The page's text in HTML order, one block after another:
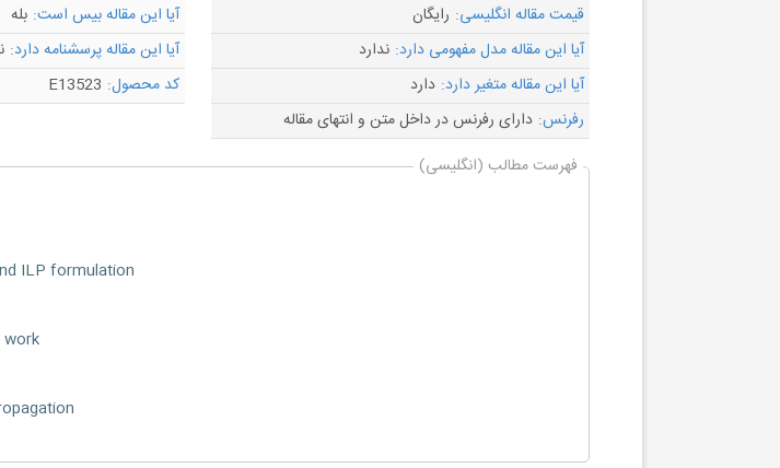
قیمت مقاله انگلیسی: رایگان آیا این مقاله بیس است: بله
آیا این مقاله مدل مفهومی دارد: ندارد آیا این مقاله پرسشنامه دارد:
آیا این مقاله متغیر دارد: دارد کد محصول: E13523
رفرنس: دارای رفرنس در داخل متن و انتهای مقاله
فهرست مطالب (انگلیسی)
ILP formulation